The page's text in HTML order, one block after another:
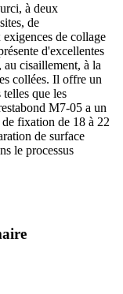
à deux
de
de collage
d'excellentes
au cisaillement, à la
collées. Il offre un
que les
M7-05 a un
fixation de 18 à 22
de surface
le processus